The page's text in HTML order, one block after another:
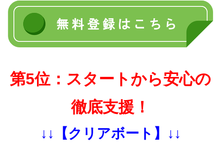
第5位：スタートから安心の
徹底支援！
↓↓【クリアボート】↓↓